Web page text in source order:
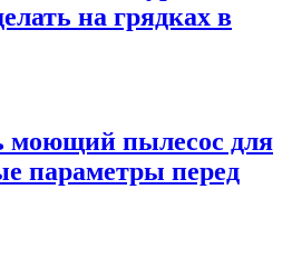
на грядках в
моющий пылесос для
параметры перед